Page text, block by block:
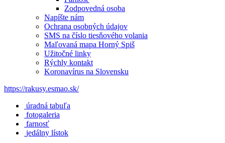
Zodpovedná osoba
Napíšte nám
Ochrana osobných údajov
SMS na číslo tiesňového volania
Maľovaná mapa Horný Spiš
Užitočné linky
Rýchly kontakt
Koronavírus na Slovensku
https://rakusy.esmao.sk/
úradná tabuľa
fotogaleria
farnosť
jedálny lístok